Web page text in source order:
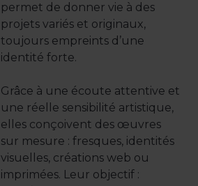
permet de donner vie à des
projets variés et originaux,
toujours empreints d’une
identité forte.
Grâce à une écoute attentive et
une réelle sensibilité artistique,
elles conçoivent des œuvres
sur mesure : fresques, identités
visuelles, créations web ou
imprimées. Leur objectif :